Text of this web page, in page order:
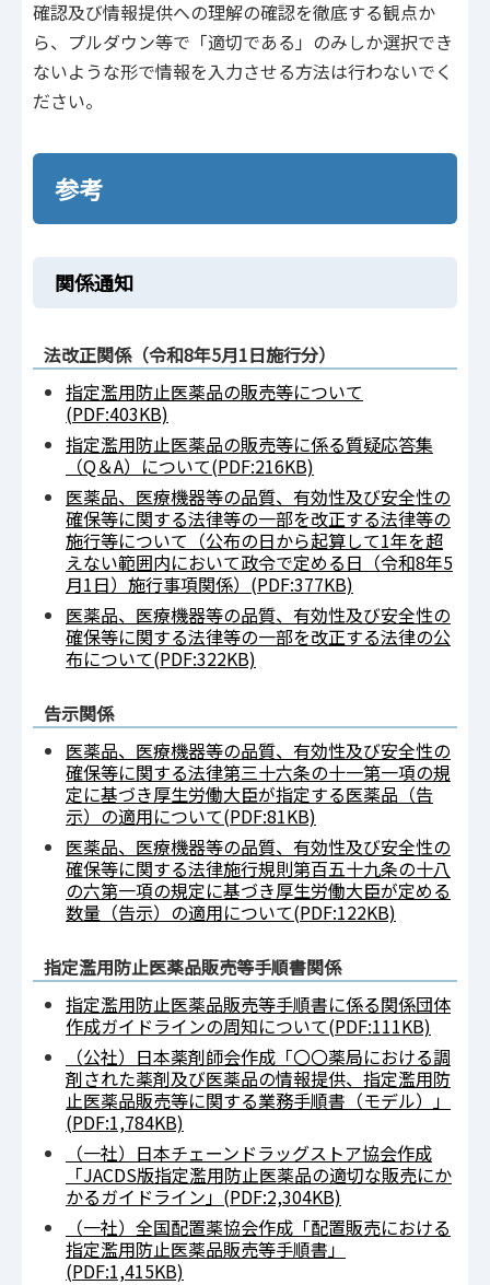
確認及び情報提供への理解の確認を徹底する観点か
ら、プルダウン等で「適切である」のみしか選択でき
ないような形で情報を入力させる方法は行わないでく
ださい。
参考
関係通知
法改正関係（令和8年5月1日施行分）
指定濫用防止医薬品の販売等について
(PDF:403KB)
指定濫用防止医薬品の販売等に係る質疑応答集
（Q＆A）について(PDF:216KB)
医薬品、医療機器等の品質、有効性及び安全性の
確保等に関する法律等の一部を改正する法律等の
施行等について（公布の日から起算して1年を超
えない範囲内において政令で定める日（令和8年5
月1日）施行事項関係）(PDF:377KB)
医薬品、医療機器等の品質、有効性及び安全性の
確保等に関する法律等の一部を改正する法律の公
布について(PDF:322KB)
告示関係
医薬品、医療機器等の品質、有効性及び安全性の
確保等に関する法律第三十六条の十一第一項の規
定に基づき厚生労働大臣が指定する医薬品（告
示）の適用について(PDF:81KB)
医薬品、医療機器等の品質、有効性及び安全性の
確保等に関する法律施行規則第百五十九条の十八
の六第一項の規定に基づき厚生労働大臣が定める
数量（告示）の適用について(PDF:122KB)
指定濫用防止医薬品販売等手順書関係
指定濫用防止医薬品販売等手順書に係る関係団体
作成ガイドラインの周知について(PDF:111KB)
（公社）日本薬剤師会作成「〇〇薬局における調
剤された薬剤及び医薬品の情報提供、指定濫用防
止医薬品販売等に関する業務手順書（モデル）」
(PDF:1,784KB)
（一社）日本チェーンドラッグストア協会作成
「JACDS版指定濫用防止医薬品の適切な販売にか
かるガイドライン」(PDF:2,304KB)
（一社）全国配置薬協会作成「配置販売における
指定濫用防止医薬品販売等手順書」
(PDF:1,415KB)